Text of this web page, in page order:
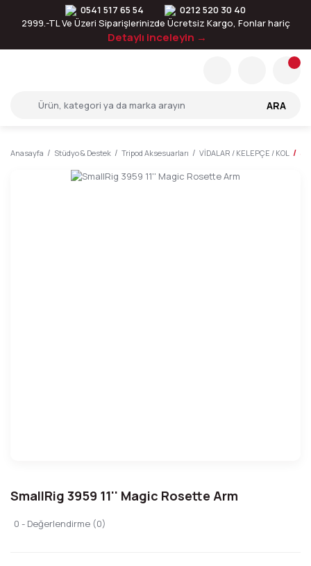
0541 517 65 54
0212 520 30 40
2999.-TL Ve Üzeri Siparişlerinizde Ücretsiz Kargo, Fonlar hariç
Detaylı inceleyin →
ARA
Anasayfa Stüdyo & Destek Tripod Aksesuarları VİDALAR / KELEPÇE / KOL
SmallRig 3959 11'' Magic Rosette Arm
0 - Değerlendirme (0)